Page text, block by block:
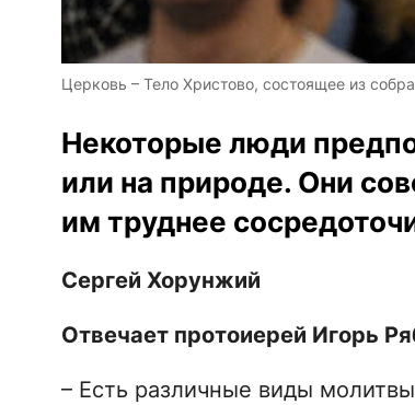
Церковь – Тело Христово, состоящее из
Некоторые люди
или на природе. Они
им труднее
Сергей Хорунжий
Отвечает протоиерей Игорь
– Есть различные виды